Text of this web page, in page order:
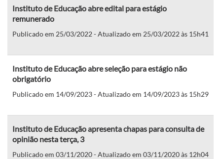
Instituto de Educação abre edital para estágio
remunerado
Publicado em 25/03/2022 - Atualizado em 25/03/2022 às 15h41
Instituto de Educação abre seleção para estágio não
obrigatório
Publicado em 14/09/2023 - Atualizado em 14/09/2023 às 15h29
Instituto de Educação apresenta chapas para consulta de
opinião nesta terça, 3
Publicado em 03/11/2020 - Atualizado em 03/11/2020 às 12h04